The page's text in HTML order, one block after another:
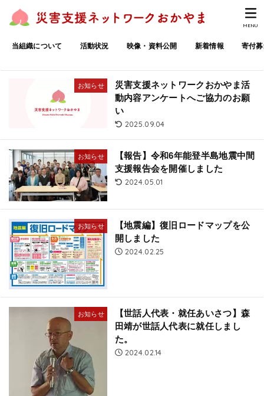
当組織について 活動状況 映像・資料公開 新着情報 寄付
MENU
お知らせ
災害支援ネットワークおかやま活
動内容アンケートへご協力のお願
い
2025.09.04
お知らせ
【報告】令和6年能登半島地震中間
支援報告会を開催しました
2024.05.01
お知らせ
【地震編】復旧ロードマップを公
開しました
2024.02.25
お知らせ
【世話人代表・就任あいさつ】森
田靖が世話人代表に就任しまし
た。
2024.02.14